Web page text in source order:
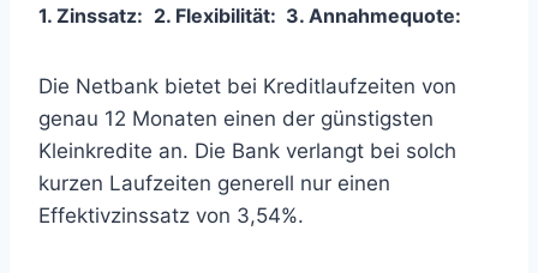
1. Zinssatz: 2. Flexibilität: 3. Annahmequote:
Die Netbank bietet bei Kreditlaufzeiten von
genau 12 Monaten einen der günstigsten
Kleinkredite an. Die Bank verlangt bei solch
kurzen Laufzeiten generell nur einen
Effektivzinssatz von 3,54%.